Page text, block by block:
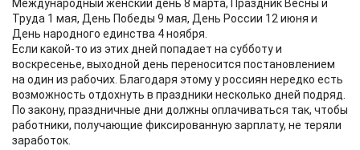
Международный женский день 8 марта, Праздник Весны и
Труда 1 мая, День Победы 9 мая, День России 12 июня и
День народного единства 4 ноября.
Если какой-то из этих дней попадает на субботу и
воскресенье, выходной день переносится постановлением
на один из рабочих. Благодаря этому у россиян нередко есть
возможность отдохнуть в праздники несколько дней подряд.
По закону, праздничные дни должны оплачиваться так, чтобы
работники, получающие фиксированную зарплату, не теряли
заработок.